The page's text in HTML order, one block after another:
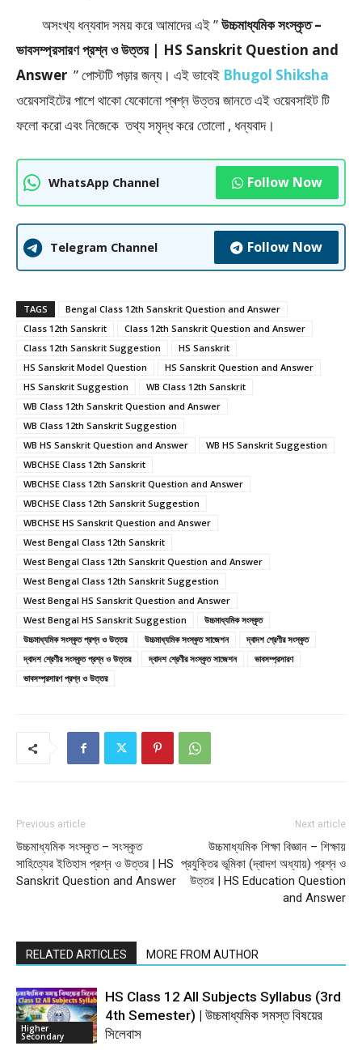
অসংখ্য ধন্যবাদ সময় করে আমাদের এই ”উচ্চমাধ্যমিক সংস্কৃত –
ভাবসম্প্রসারণ প্রশ্ন ও উত্তর | HS Sanskrit Question and
Answer ” পােস্টটি পড়ার জন্য। এই ভাবেই Bhugol Shiksha
ওয়েবসাইটের পাশে থাকো যেকোনো প্ৰশ্ন উত্তর জানতে এই ওয়েবসাইট টি
ফলাে করো এবং নিজেকে তথ্য সমৃদ্ধ করে তোলো , ধন্যবাদ।
WhatsApp Channel Follow Now
Telegram Channel Follow Now
TAGS
Bengal Class 12th Sanskrit Question and Answer
Class 12th Sanskrit
Class 12th Sanskrit Question and Answer
Class 12th Sanskrit Suggestion
HS Sanskrit
HS Sanskrit Model Question
HS Sanskrit Question and Answer
HS Sanskrit Suggestion
WB Class 12th Sanskrit
WB Class 12th Sanskrit Question and Answer
WB Class 12th Sanskrit Suggestion
WB HS Sanskrit Question and Answer
WB HS Sanskrit Suggestion
WBCHSE Class 12th Sanskrit
WBCHSE Class 12th Sanskrit Question and Answer
WBCHSE Class 12th Sanskrit Suggestion
WBCHSE HS Sanskrit Question and Answer
West Bengal Class 12th Sanskrit
West Bengal Class 12th Sanskrit Question and Answer
West Bengal Class 12th Sanskrit Suggestion
West Bengal HS Sanskrit Question and Answer
West Bengal HS Sanskrit Suggestion
উচ্চমাধ্যমিক সংস্কৃত
উচ্চমাধ্যমিক সংস্কৃত প্রশ্ন ও উত্তর
উচ্চমাধ্যমিক সংস্কৃত সাজেশন
দ্বাদশ শ্রেণীর সংস্কৃত
দ্বাদশ শ্রেণীর সংস্কৃত প্রশ্ন ও উত্তর
দ্বাদশ শ্রেণীর সংস্কৃত সাজেশন
ভাবসম্প্রসারণ
ভাবসম্প্রসারণ প্রশ্ন ও উত্তর
Previous article
উচ্চমাধ্যমিক সংস্কৃত – সংস্কৃত
সাহিত্যের ইতিহাস প্রশ্ন ও উত্তর | HS
Sanskrit Question and Answer
Next article
উচ্চমাধ্যমিক শিক্ষা বিজ্ঞান – শিক্ষায়
প্রযুক্তির ভূমিকা (দ্বাদশ অধ্যায়) প্রশ্ন ও
উত্তর | HS Education Question
and Answer
RELATED ARTICLES MORE FROM AUTHOR
Higher
Secondary
HS Class 12 All Subjects Syllabus (3rd
4th Semester) | উচ্চমাধ্যমিক সমস্ত বিষয়ের
সিলেবাস